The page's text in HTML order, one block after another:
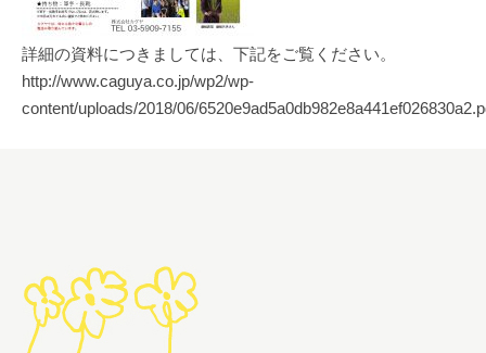
詳細の資料につきましては、下記をご覧ください。
http://www.caguya.co.jp/wp2/wp-
content/uploads/2018/06/